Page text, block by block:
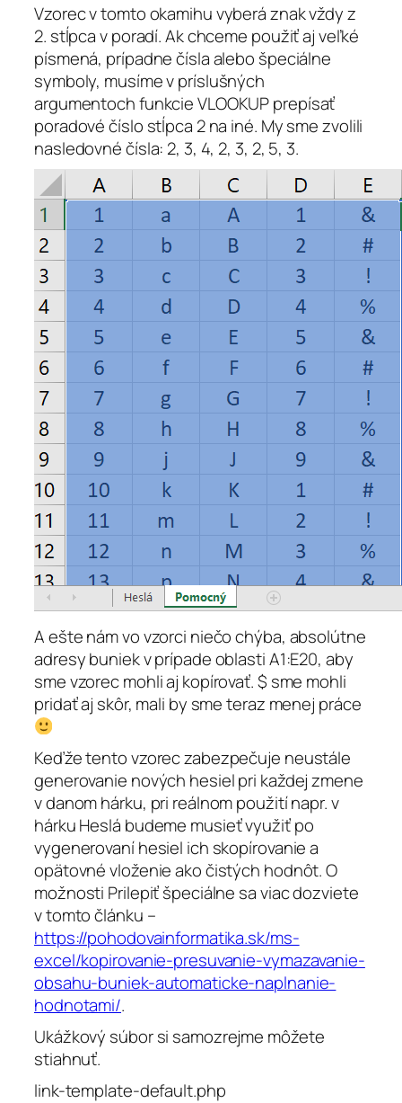
Vzorec v tomto okamihu vyberá znak vždy z
2. stĺpca v poradí. Ak chceme použiť aj veľké
písmená, prípadne čísla alebo špeciálne
symboly, musíme v príslušných
argumentoch funkcie VLOOKUP prepísať
poradové číslo stĺpca 2 na iné. My sme zvolili
nasledovné čísla: 2, 3, 4, 2, 3, 2, 5, 3.
A ešte nám vo vzorci niečo chýba, absolútne
adresy buniek v prípade oblasti A1:E20, aby
sme vzorec mohli aj kopírovať. $ sme mohli
pridať aj skôr, mali by sme teraz menej práce
Keďže tento vzorec zabezpečuje neustále
generovanie nových hesiel pri každej zmene
v danom hárku, pri reálnom použití napr. v
hárku Heslá budeme musieť využiť po
vygenerovaní hesiel ich skopírovanie a
opätovné vloženie ako čistých hodnôt. O
možnosti Prilepiť špeciálne sa viac dozviete
v tomto článku –
https://pohodovainformatika.sk/ms-
excel/kopirovanie-presuvanie-vymazavanie-
obsahu-buniek-automaticke-naplnanie-
hodnotami/.
Ukážkový súbor si samozrejme môžete
stiahnuť.
link-template-default.php